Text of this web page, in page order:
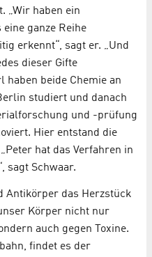
„Wir haben ein
ganze Reihe
erkennt“, sagt er. „Und
dieser Gifte
haben beide Chemie an
studiert und danach
und -prüfung
Hier entstand die
hat das Verfahren in
sagt Schwaar.
Antikörper das Herzstück
Körper nicht nur
auch gegen Toxine.
findet es der